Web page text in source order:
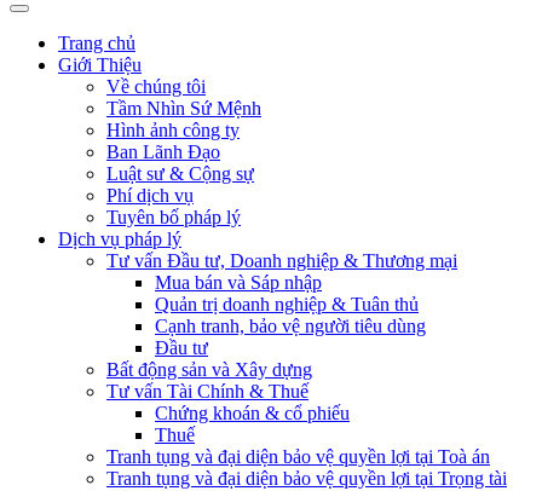
Trang chủ
Giới Thiệu
Về chúng tôi
Tầm Nhìn Sứ Mệnh
Hình ảnh công ty
Ban Lãnh Đạo
Luật sư & Cộng sự
Phí dịch vụ
Tuyên bố pháp lý
Dịch vụ pháp lý
Tư vấn Đầu tư, Doanh nghiệp & Thương mại
Mua bán và Sáp nhập
Quản trị doanh nghiệp & Tuân thủ
Cạnh tranh, bảo vệ người tiêu dùng
Đầu tư
Bất động sản và Xây dựng
Tư vấn Tài Chính & Thuế
Chứng khoán & cổ phiếu
Thuế
Tranh tụng và đại diện bảo vệ quyền lợi tại Toà án
Tranh tụng và đại diện bảo vệ quyền lợi tại Trọng tài